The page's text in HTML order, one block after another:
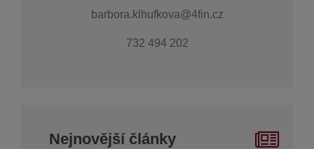
barbora.klhufkova@4fin.cz
732 494 202
Nejnovější články